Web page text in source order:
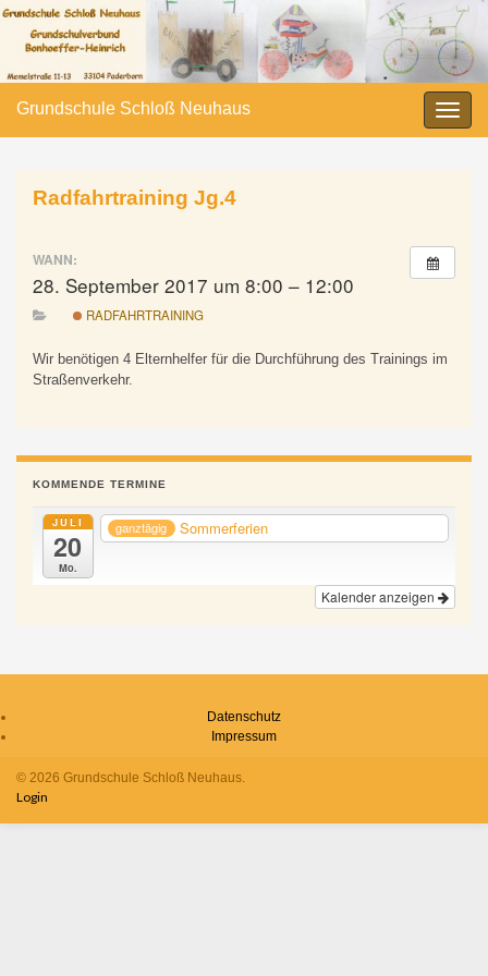
Grundschule Schloß Neuhaus
Radfahrtraining Jg.4
WANN:
28. September 2017 um 8:00 – 12:00
RADFAHRTRAINING
Wir benötigen 4 Elternhelfer für die Durchführung des Trainings im
Straßenverkehr.
KOMMENDE TERMINE
JULI
20
Mo.
ganztägig Sommerferien
Kalender anzeigen
Datenschutz
Impressum
© 2026 Grundschule Schloß Neuhaus.
Login